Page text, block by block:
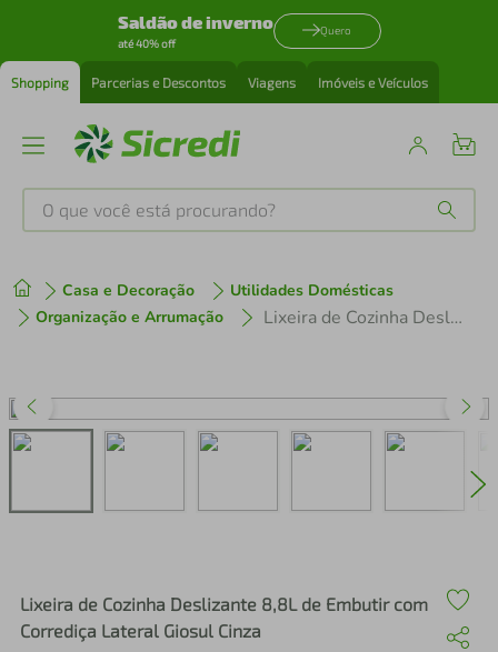
Saldão de inverno
até 40% off
Quero
Shopping Parcerias e Descontos Viagens Imóveis e Veículos
O que você está procurando?
Casa e Decoração
Utilidades Domésticas
Organização e Arrumação
Lixeira de Cozinha Deslizante 8,8L de Embutir com Corrediça Lateral Giosul Cinza
Lixeira de Cozinha Deslizante 8,8L de Embutir com
Corrediça Lateral Giosul Cinza
1º tenis
3º perfume